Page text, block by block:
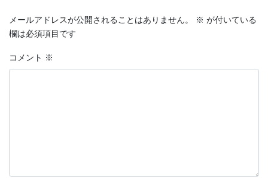
メールアドレスが公開されることはありません。 ※ が付いている
欄は必須項目です
コメント ※